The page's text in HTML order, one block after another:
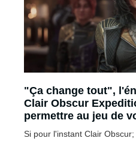
"Ça change tout",
Clair Obscur
permettre au jeu de
Nintendo Switch 2
Si pour l'instant Clair